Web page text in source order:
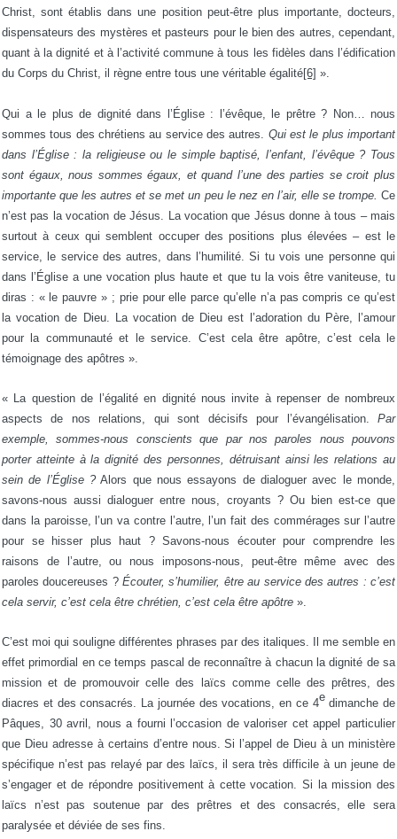
Christ, sont établis dans une position peut-être plus importante, docteurs,
dispensateurs des mystères et pasteurs pour le bien des autres, cependant,
quant à la dignité et à l’activité commune à tous les fidèles dans l’édification
du Corps du Christ, il règne entre tous une véritable égalité[6] ».
Qui a le plus de dignité dans l’Église : l’évêque, le prêtre ? Non… nous
sommes tous des chrétiens au service des autres. Qui est le plus important
dans l’Église : la religieuse ou le simple baptisé, l’enfant, l’évêque ? Tous
sont égaux, nous sommes égaux, et quand l’une des parties se croit plus
importante que les autres et se met un peu le nez en l’air, elle se trompe. Ce
n’est pas la vocation de Jésus. La vocation que Jésus donne à tous – mais
surtout à ceux qui semblent occuper des positions plus élevées – est le
service, le service des autres, dans l’humilité. Si tu vois une personne qui
dans l’Église a une vocation plus haute et que tu la vois être vaniteuse, tu
diras : « le pauvre » ; prie pour elle parce qu’elle n’a pas compris ce qu’est
la vocation de Dieu. La vocation de Dieu est l’adoration du Père, l’amour
pour la communauté et le service. C’est cela être apôtre, c’est cela le
témoignage des apôtres ».
« La question de l’égalité en dignité nous invite à repenser de nombreux
aspects de nos relations, qui sont décisifs pour l’évangélisation. Par
exemple, sommes-nous conscients que par nos paroles nous pouvons
porter atteinte à la dignité des personnes, détruisant ainsi les relations au
sein de l’Église ?Alors que nous essayons de dialoguer avec le monde,
savons-nous aussi dialoguer entre nous, croyants ? Ou bien est-ce que
dans la paroisse, l’un va contre l’autre, l’un fait des commérages sur l’autre
pour se hisser plus haut ? Savons-nous écouter pour comprendre les
raisons de l’autre, ou nous imposons-nous, peut-être même avec des
paroles doucereuses ?Écouter, s’humilier, être au service des autres : c’est
cela servir, c’est cela être chrétien, c’est cela être apôtre ».
C’est moi qui souligne différentes phrases par des italiques. Il me semble en
effet primordial en ce temps pascal de reconnaître à chacun la dignité de sa
mission et de promouvoir celle des laïcs comme celle des prêtres, des
diacres et des consacrés. La journée des vocations, en ce 4edimanche de
Pâques, 30 avril, nous a fourni l’occasion de valoriser cet appel particulier
que Dieu adresse à certains d’entre nous. Si l’appel de Dieu à un ministère
spécifique n’est pas relayé par des laïcs, il sera très difficile à un jeune de
s’engager et de répondre positivement à cette vocation. Si la mission des
laïcs n’est pas soutenue par des prêtres et des consacrés, elle sera
paralysée et déviée de ses fins.